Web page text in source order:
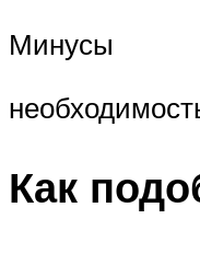
Минусы
Как